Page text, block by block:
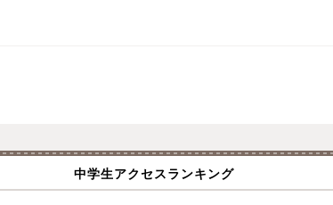
中学生アクセスランキング